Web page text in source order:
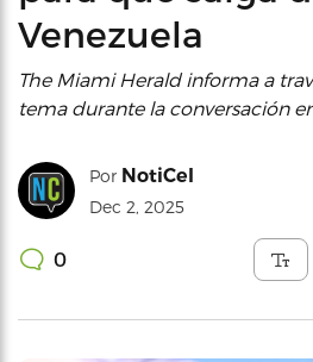
Venezuela
The Miami Herald informa a
tema durante la conversación
Por NotiCel
Dec 2, 2025
0